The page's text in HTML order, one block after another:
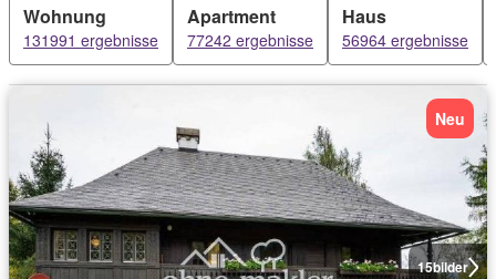
Wohnung
131991 ergebnisse
Apartment
77242 ergebnisse
Haus
56964 ergebnisse
15bilder
Neu